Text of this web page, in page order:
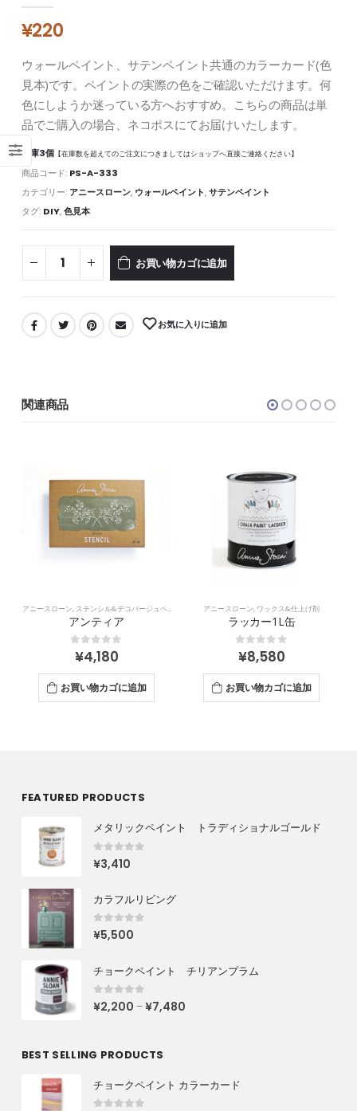
¥220
ウォールペイント、サテンペイント共通のカラーカード(色
見本)です。ペイントの実際の色をご確認いただけます。何
色にしようか迷っている方へおすすめ。こちらの商品は単
品でご購入の場合、ネコポスにてお届けいたします。
在庫3個 【在庫数を超えてのご注文につきましてはショップへ直接ご連絡ください】
商品コード: PS-A-333
カテゴリー: アニースローン, ウォールペイント,サテンペイント
タグ: DIY,色見本
お買い物カゴに追加
お気に入りに追加
関連商品
アニースローン, ステンシル&デコパージュペーパー
アンティア
0out of 5
¥4,180
お買い物カゴに追加
アニースローン, ワックス&仕上げ剤
ラッカー1L缶
0out of 5
¥8,580
お買い物カゴに追加
FEATURED PRODUCTS
メタリックペイント トラディショナルゴールド
0out of 5
¥3,410
カラフルリビング
0out of 5
¥5,500
チョークペイント チリアンプラム
0out of 5
¥2,200 –¥7,480
BEST SELLING PRODUCTS
チョークペイント カラーカード